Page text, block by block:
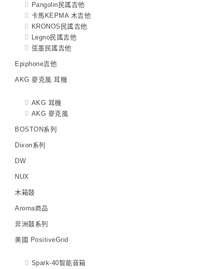
Pangolin民謠吉他
卡馬KEPMA 木吉他
KRONOS民謠吉他
Legno民謠吉他
弦墨民謠吉他
Epiphone吉他
AKG 麥克風 耳機
AKG 耳機
AKG 麥克風
BOSTON系列
Dixon系列
DW
NUX
木箱鼓
Aroma商品
非洲鼓系列
美國 PositiveGrid
Spark-40智能音箱